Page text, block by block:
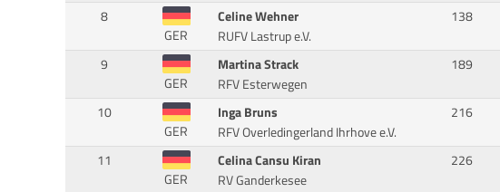
8
GER
Celine Wehner
RUFV Lastrup e.V.
138
9
GER
Martina Strack
RFV Esterwegen
189
10
GER
Inga Bruns
RFV Overledingerland Ihrhove e.V.
216
11
GER
Celina Cansu Kiran
RV Ganderkesee
226